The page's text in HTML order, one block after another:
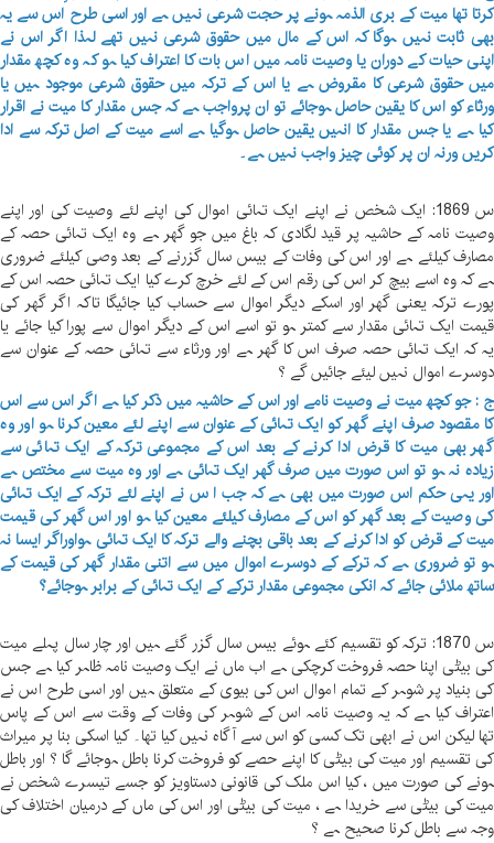
کرتا تھا میت کے بری الذمہ ہونے پر حجت شرعی نہیں ہے اور اسی طرح اس سے یہ
بھی ثابت نہیں ہوگا کہ اس کے مال میں حقوق شرعی نہیں تھے لہذا اگر اس نے
اپنی حیات کے دوران یا وصیت نامہ میں اس بات کا اعتراف کیا ہو کہ وہ کچھ مقدار
میں حقوق شرعی کا مقروض ہے یا اس کے ترکہ میں حقوق شرعی موجود ہیں یا
ورثاء کو اس کا یقین حاصل ہوجائے تو ان پرواجب ہے کہ جس مقدار کا میت نے اقرار
کیا ہے یا جس مقدار کا انہیں یقین حاصل ہوگیا ہے اسے میت کے اصل ترکہ سے ادا
کریں ورنہ ان پر کوئی چیز واجب نہیں ہے۔
س 1869: ایک شخص نے اپنے ایک تہائی اموال کی اپنے لئے وصیت کی اور اپنے
وصیت نامہ کے حاشیہ پر قید لگادی کہ باغ میں جو گھر ہے وہ ایک تہائی حصہ کے
مصارف کیلئے ہے اور اس کی وفات کے بیس سال گزرنے کے بعد وصی کیلئے ضروری
ہے کہ وہ اسے بیچ کر اس کی رقم اس کے لئے خرچ کرے کیا ایک تہائی حصہ اس کے
پورے ترکہ یعنی گھر اور اسکے دیگر اموال سے حساب کیا جائیگا تاکہ اگر گھر کی
قیمت ایک تہائی مقدار سے کمتر ہو تو اسے اس کے دیگر اموال سے پورا کیا جائے یا
یہ کہ ایک تہائی حصہ صرف اس کا گھر ہے اور ورثاء سے تہائی حصہ کے عنوان سے
دوسرے اموال نہیں لیئے جائیں گے ؟
ج : جو کچھ میت نے وصیت نامے اور اس کے حاشیہ میں ذکر کیا ہے اگر اس سے اس
کا مقصود صرف اپنے گھر کو ایک تہائی کے عنوان سے اپنے لئے معین کرنا ہو اور وہ
گھر بھی میت کا قرض ادا کرنے کے بعد اس کے مجموعی ترکہ کے ایک تہائی سے
زیادہ نہ ہو تو اس صورت میں صرف گھر ایک تہائی ہے اور وہ میت سے مختص ہے
اور یہی حکم اس صورت میں بھی ہے کہ جب ا س نے اپنے لئے ترکہ کے ایک تہائی
کی وصیت کے بعد گھر کو اس کے مصارف کیلئے معین کیا ہو اور اس گھر کی قیمت
میت کے قرض کو ادا کرنے کے بعد باقی بچنے والے ترکہ کا ایک تہائی ہواوراگر ایسا نہ
ہو تو ضروری ہے کہ ترکے کے دوسرے اموال میں سے اتنی مقدار گھر کی قیمت کے
ساتھ ملائی جائے کہ انکی مجموعی مقدار ترکے کے ایک تہائی کے برابر ہوجائے؟
س 1870: ترکہ کو تقسیم کئے ہوئے بیس سال گزر گئے ہیں اور چار سال پہلے میت
کی بیٹی اپنا حصہ فروخت کرچکی ہے اب ماں نے ایک وصیت نامہ ظاہر کیا ہے جس
کی بنیاد پر شوہر کے تمام اموال اس کی بیوی کے متعلق ہیں اور اسی طرح اس نے
اعتراف کیا ہے کہ یہ وصیت نامہ اس کے شوہر کی وفات کے وقت سے اس کے پاس
تھا لیکن اس نے ابھی تک کسی کو اس سے آگاہ نہیں کیا تھا۔ کیا اسکی بنا پر میراث
کی تقسیم اور میت کی بیٹی کا اپنے حصے کو فروخت کرنا باطل ہوجائے گا ؟ اور باطل
ہونے کی صورت میں ، کیا اس ملک کی قانونی دستاویز کو جسے تیسرے شخص نے
میت کی بیٹی سے خریدا ہے ، میت کی بیٹی اور اس کی ماں کے درمیان اختلاف کی
وجہ سے باطل کرنا صحیح ہے ؟